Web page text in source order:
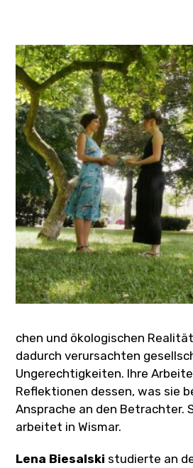
chen und ökologischen
dadurch verursachten
Ungerechtigkeiten. Ihre
Reflektionen dessen, was sie
Ansprache an den Betrachter.
arbeitet in Wismar.
Lena Biesalski studierte an